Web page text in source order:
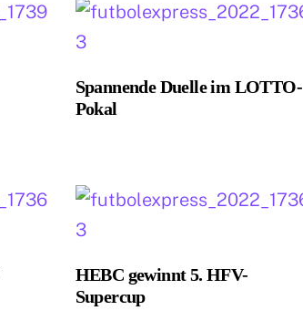
Spannende Duelle im LOTTO-
Pokal
HEBC gewinnt 5. HFV-
Supercup